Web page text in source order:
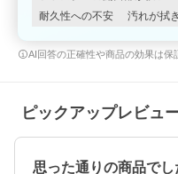
耐久性への不安
汚れが拭
AI回答の正確性や商品の効果は保
ピックアップレビュ